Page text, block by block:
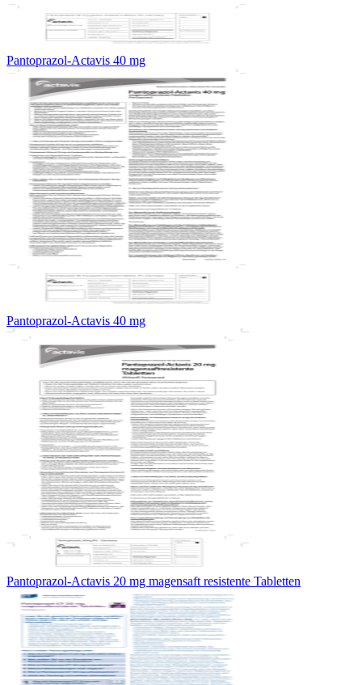
Pantoprazol-Actavis 40 mg
Pantoprazol-Actavis 40 mg
Pantoprazol-Actavis 20 mg magensaft resistente Tabletten